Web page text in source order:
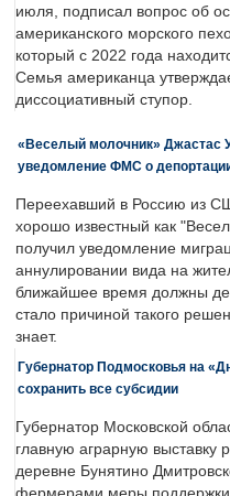
июля, подписал вопрос об
американского морского
который с 2022 года
Семья американца
диссоциативный ступор.
«Веселый молочник» Джастас
уведомление ФМС о
Переехавший в Россию из
хорошо известный как
получил уведомление
аннулировании вида на
ближайшее время должны
стало причиной такого
знает.
Губернатор Подмосковья на
сохранить все субсидии
Губернатор Московской
главную аграрную выставку
деревне Бунятино